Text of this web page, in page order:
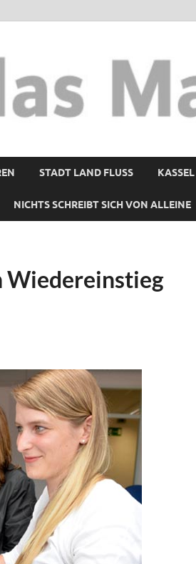
STADT LAND FLUSS KASSEL
NICHTS SCHREIBT SICH VON ALLEINE
Wiedereinstieg